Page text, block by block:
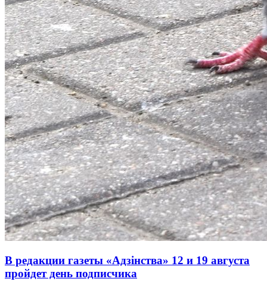
В редакции газеты «Адзінства» 12 и 19 августа
пройдет день подписчика